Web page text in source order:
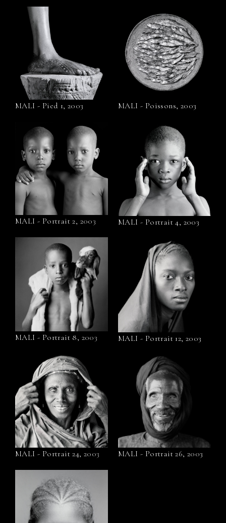
MALI - Pied 1, 2003 MALI - Poissons, 2003
MALI - Portrait 2, 2003 MALI - Portrait 4, 2003
MALI - Portrait 8, 2003 MALI - Portrait 12, 2003
MALI - Portrait 24, 2003 MALI - Portrait 26, 2003